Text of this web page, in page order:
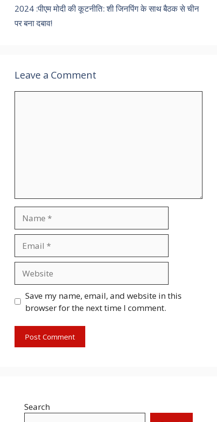
2024 :पीएम मोदी की कूटनीति: शी जिनपिंग के साथ बैठक से चीन
पर बना दबाव!
Leave a Comment
Save my name, email, and website in this
browser for the next time I comment.
Search